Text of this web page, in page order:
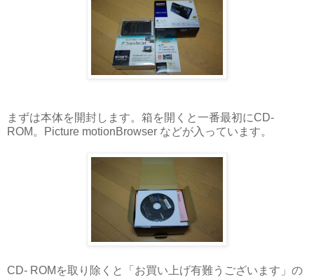
まずは本体を開封します。箱を開くと一番最初にCD-
ROM。Picture motionBrowser などが入っています。
CD- ROMを取り除くと「お買い上げ有難うございます」の